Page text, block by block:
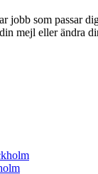
jobb som passar
mejl eller ändra